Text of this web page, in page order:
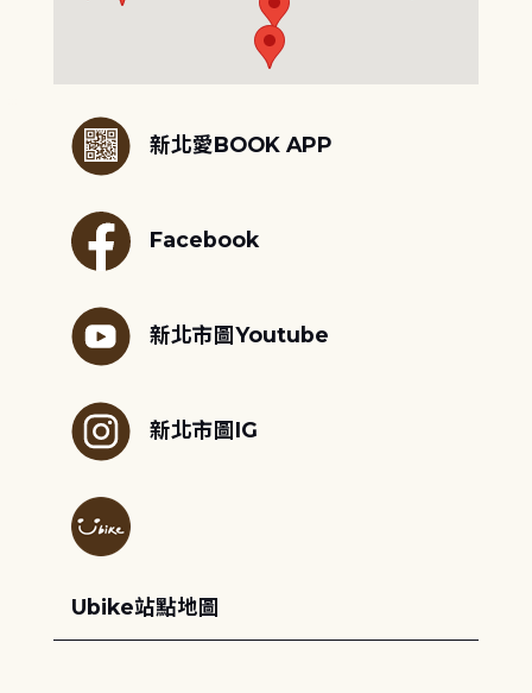
新北愛BOOK APP
Facebook
新北市圖Youtube
新北市圖IG
Ubike站點地圖